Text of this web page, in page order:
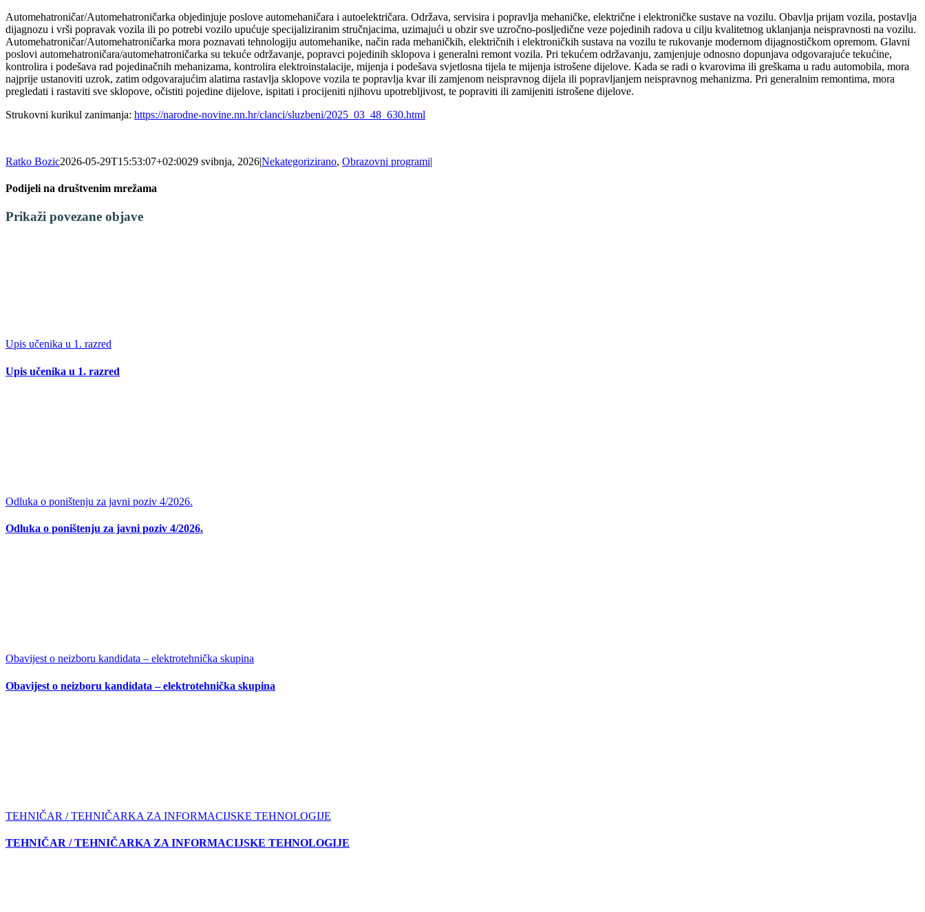
Automehatroničar/Automehatroničarka objedinjuje poslove automehaničara i autoelektričara. Održava, servisira i popravlja mehaničke, električne i elektroničke sustave na vozilu. Obavlja prijam vozila, postavlja
dijagnozu i vrši popravak vozila ili po potrebi vozilo upućuje specijaliziranim stručnjacima, uzimajući u obzir sve uzročno-posljedične veze pojedinih radova u cilju kvalitetnog uklanjanja neispravnosti na vozilu.
Automehatroničar/Automehatroničarka mora poznavati tehnologiju automehanike, način rada mehaničkih, električnih i elektroničkih sustava na vozilu te rukovanje modernom dijagnostičkom opremom. Glavni
poslovi automehatroničara/automehatroničarka su tekuće održavanje, popravci pojedinih sklopova i generalni remont vozila. Pri tekućem održavanju, zamjenjuje odnosno dopunjava odgovarajuće tekućine,
kontrolira i podešava rad pojedinačnih mehanizama, kontrolira elektroinstalacije, mijenja i podešava svjetlosna tijela te mijenja istrošene dijelove. Kada se radi o kvarovima ili greškama u radu automobila, mora
najprije ustanoviti uzrok, zatim odgovarajućim alatima rastavlja sklopove vozila te popravlja kvar ili zamjenom neispravnog dijela ili popravljanjem neispravnog mehanizma. Pri generalnim remontima, mora
pregledati i rastaviti sve sklopove, očistiti pojedine dijelove, ispitati i procijeniti njihovu upotrebljivost, te popraviti ili zamijeniti istrošene dijelove.
Strukovni kurikul zanimanja: https://narodne-novine.nn.hr/clanci/sluzbeni/2025_03_48_630.html
Ratko Bozic2026-05-29T15:53:07+02:0029 svibnja, 2026|Nekategorizirano, Obrazovni programi|
Podijeli na društvenim mrežama
Facebook
X
LinkedIn
WhatsApp
Tumblr
Pinterest
Email:
Prikaži povezane objave
Upis učenika u 1. razred
Upis učenika u 1. razred
Odluka o poništenju za javni poziv 4/2026.
Odluka o poništenju za javni poziv 4/2026.
Obavijest o neizboru kandidata – elektrotehnička skupina
Obavijest o neizboru kandidata – elektrotehnička skupina
TEHNIČAR / TEHNIČARKA ZA INFORMACIJSKE TEHNOLOGIJE
TEHNIČAR / TEHNIČARKA ZA INFORMACIJSKE TEHNOLOGIJE